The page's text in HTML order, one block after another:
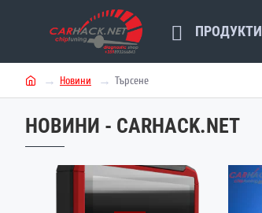
ПРОДУКТИ
m
Новини Търсене
НОВИНИ - CARHACK.NET